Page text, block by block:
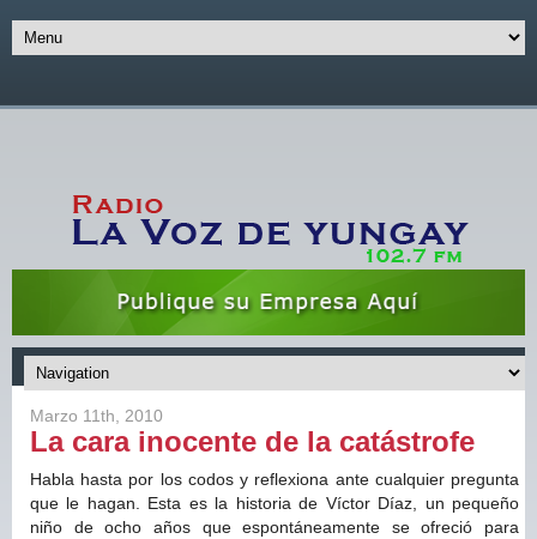
Marzo 11th, 2010
La cara inocente de la catástrofe
Habla hasta por los codos y reflexiona ante cualquier pregunta
que le hagan. Esta es la historia de Víctor Díaz, un pequeño
niño de ocho años que espontáneamente se ofreció para